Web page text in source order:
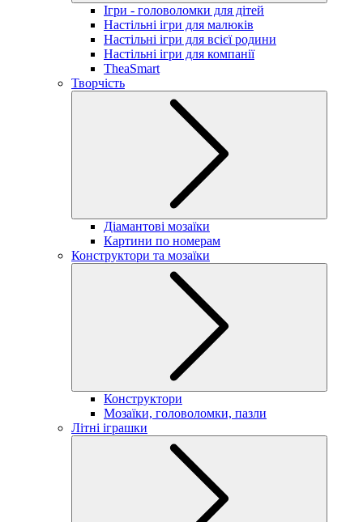
Ігри - головоломки для дітей
Настільні ігри для малюків
Настільні ігри для всієї родини
Настільні ігри для компанії
TheaSmart
Творчість
Діамантові мозаїки
Картини по номерам
Конструктори та мозаїки
Конструктори
Мозаїки, головоломки, пазли
Літні іграшки